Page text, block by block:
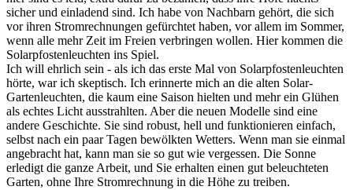
sicher und einladend sind. Ich habe von Nachbarn gehört, die sich
vor ihren Stromrechnungen gefürchtet haben, vor allem im Sommer,
wenn alle mehr Zeit im Freien verbringen wollen. Hier kommen die
Solarpfostenleuchten ins Spiel.
Ich will ehrlich sein - als ich das erste Mal von Solarpfostenleuchten
hörte, war ich skeptisch. Ich erinnerte mich an die alten Solar-
Gartenleuchten, die kaum eine Saison hielten und mehr ein Glühen
als echtes Licht ausstrahlten. Aber die neuen Modelle sind eine
andere Geschichte. Sie sind robust, hell und funktionieren einfach,
selbst nach ein paar Tagen bewölkten Wetters. Wenn man sie einmal
angebracht hat, kann man sie so gut wie vergessen. Die Sonne
erledigt die ganze Arbeit, und Sie erhalten einen gut beleuchteten
Garten, ohne Ihre Stromrechnung in die Höhe zu treiben.